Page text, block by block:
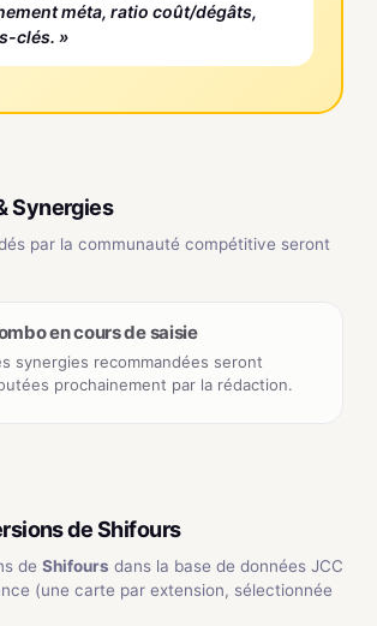
méta, ratio coût/dégâts,
clés. »
Synergies
par la communauté compétitive seront
en cours de saisie
synergies recommandées seront
prochainement par la rédaction.
de Shifours
de Shifours dans la base de données JCC
(une carte par extension, sélectionnée